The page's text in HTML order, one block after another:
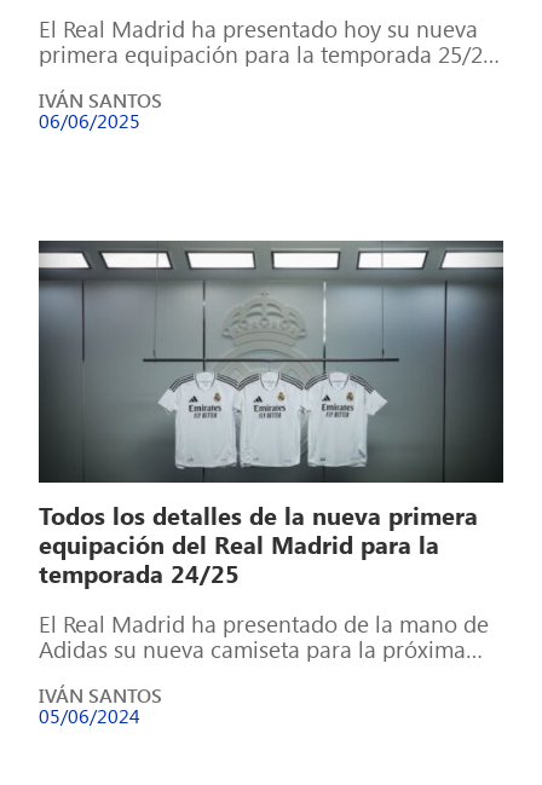
El Real Madrid ha presentado hoy su nueva
primera equipación para la temporada 25/26,
IVÁN SANTOS
06/06/2025
Todos los detalles de la nueva primera
equipación del Real Madrid para la
temporada 24/25
El Real Madrid ha presentado de la mano de
Adidas su nueva camiseta para la próxima
IVÁN SANTOS
05/06/2024